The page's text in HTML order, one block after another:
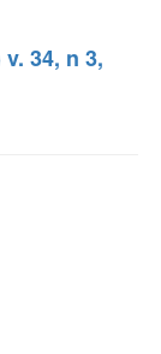
34, n 3,